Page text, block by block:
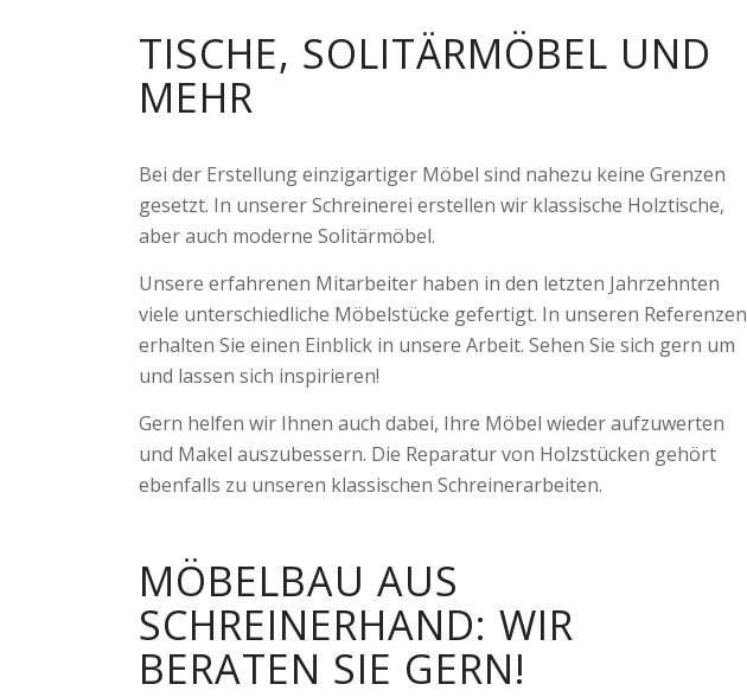
TISCHE, SOLITÄRMÖBEL UND
MEHR
Bei der Erstellung einzigartiger Möbel sind nahezu keine Grenzen
gesetzt. In unserer Schreinerei erstellen wir klassische Holztische,
aber auch moderne Solitärmöbel.
Unsere erfahrenen Mitarbeiter haben in den letzten Jahrzehnten
viele unterschiedliche Möbelstücke gefertigt. In unseren Referenzen
erhalten Sie einen Einblick in unsere Arbeit. Sehen Sie sich gern um
und lassen sich inspirieren!
Gern helfen wir Ihnen auch dabei, Ihre Möbel wieder aufzuwerten
und Makel auszubessern. Die Reparatur von Holzstücken gehört
ebenfalls zu unseren klassischen Schreinerarbeiten.
MÖBELBAU AUS
SCHREINERHAND: WIR
BERATEN SIE GERN!